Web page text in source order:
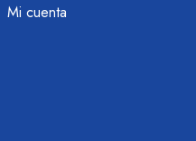
Mi cuenta